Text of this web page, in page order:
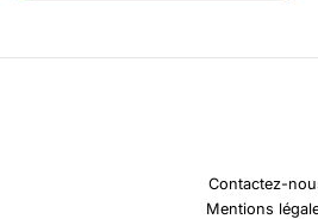
Contactez-
Mentions